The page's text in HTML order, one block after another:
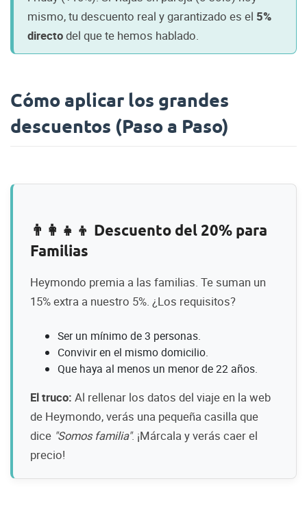
mismo, tu descuento real y garantizado es el 5%
directodel que te hemos hablado.
Cómo aplicar los grandes
descuentos (Paso a Paso)
👨‍👩‍👧‍👦 Descuento del 20% para
Familias
Heymondo premia a las familias. Te suman un
15% extra a nuestro 5%. ¿Los requisitos?
Ser un mínimo de 3 personas.
Convivir en el mismo domicilio.
Que haya al menos un menor de 22 años.
El truco: Al rellenar los datos del viaje en la web
de Heymondo, verás una pequeña casilla que
dice "Somos familia". ¡Márcala y verás caer el
precio!